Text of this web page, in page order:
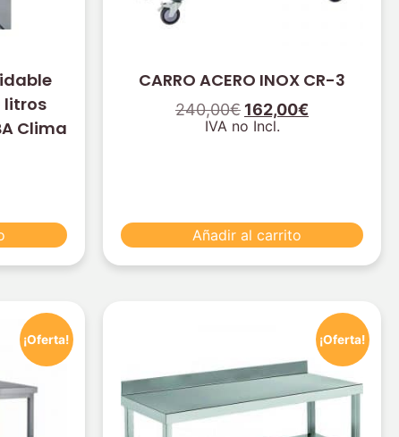
litros
Clima
CARRO ACERO INOX CR-3
240,00€ 162,00€
IVA no Incl.
Añadir al carrito
¡Oferta! ¡Oferta!